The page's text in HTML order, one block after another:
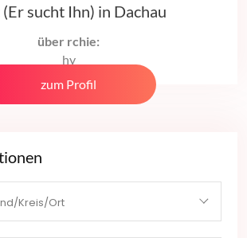
sucht Ihn) in Dachau
über rchie:
hy
zum Profil
Kreis/Ort